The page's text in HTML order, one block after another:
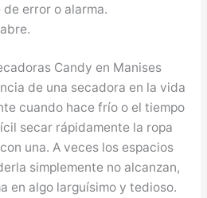
de error o alarma.
Candy en Manises
de una secadora en la vida
cuando hace frío o el tiempo
secar rápidamente la ropa
una. A veces los espacios
simplemente no alcanzan,
en algo larguísimo y tedioso.